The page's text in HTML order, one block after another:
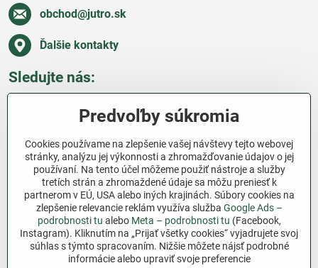
obchod​@jutro​.sk
Ďalšie kontakty
Sledujte nás:
Všetko o nákupe
Ďakujeme za podporu
Sme slovenský e-shop bez dotácií​. Fungujeme len
vďaka vám – ľuďom, ktorí veria v poctivú prácu a
lásku k pôde​. Každý nákup na Jutro​.sk nám pomáha
pokračovať v tom, čo má zmysel – pomáhať
záhradkárom zadarmo a srdcom​.
Predvoľby súkromia
Cookies používame na zlepšenie vašej návštevy tejto webovej
stránky, analýzu jej výkonnosti a zhromažďovanie údajov o jej
používaní. Na tento účel môžeme použiť nástroje a služby
tretích strán a zhromaždené údaje sa môžu preniesť k
partnerom v EÚ, USA alebo iných krajinách. Súbory cookies na
zlepšenie relevancie reklám využíva služba Google Ads –
podrobnosti tu alebo Meta – podrobnosti tu (Facebook,
Instagram). Kliknutím na „Prijať všetky cookies“ vyjadrujete svoj
súhlas s týmto spracovaním. Nižšie môžete nájsť podrobné
informácie alebo upraviť svoje preferencie